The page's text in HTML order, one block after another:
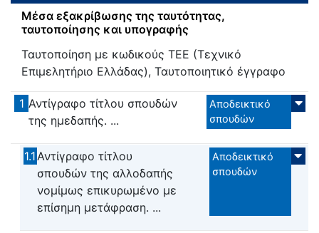
Μέσα εξακρίβωσης της ταυτότητας,
ταυτοποίησης και υπογραφής
Ταυτοποίηση με κωδικούς ΤΕΕ (Τεχνικό
Επιμελητήριο Ελλάδας), Ταυτοποιητικό έγγραφο
1 Αντίγραφο τίτλου σπουδών
της ημεδαπής. ...
Αποδεικτικό
σπουδών
1.1Αντίγραφο τίτλου
σπουδών της αλλοδαπής
νομίμως επικυρωμένο με
επίσημη μετάφραση. ...
Αποδεικτικό
σπουδών